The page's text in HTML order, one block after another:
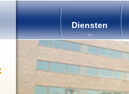
Diensten